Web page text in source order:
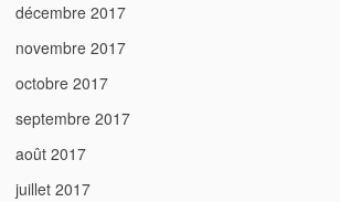
décembre 2017
novembre 2017
octobre 2017
septembre 2017
août 2017
juillet 2017